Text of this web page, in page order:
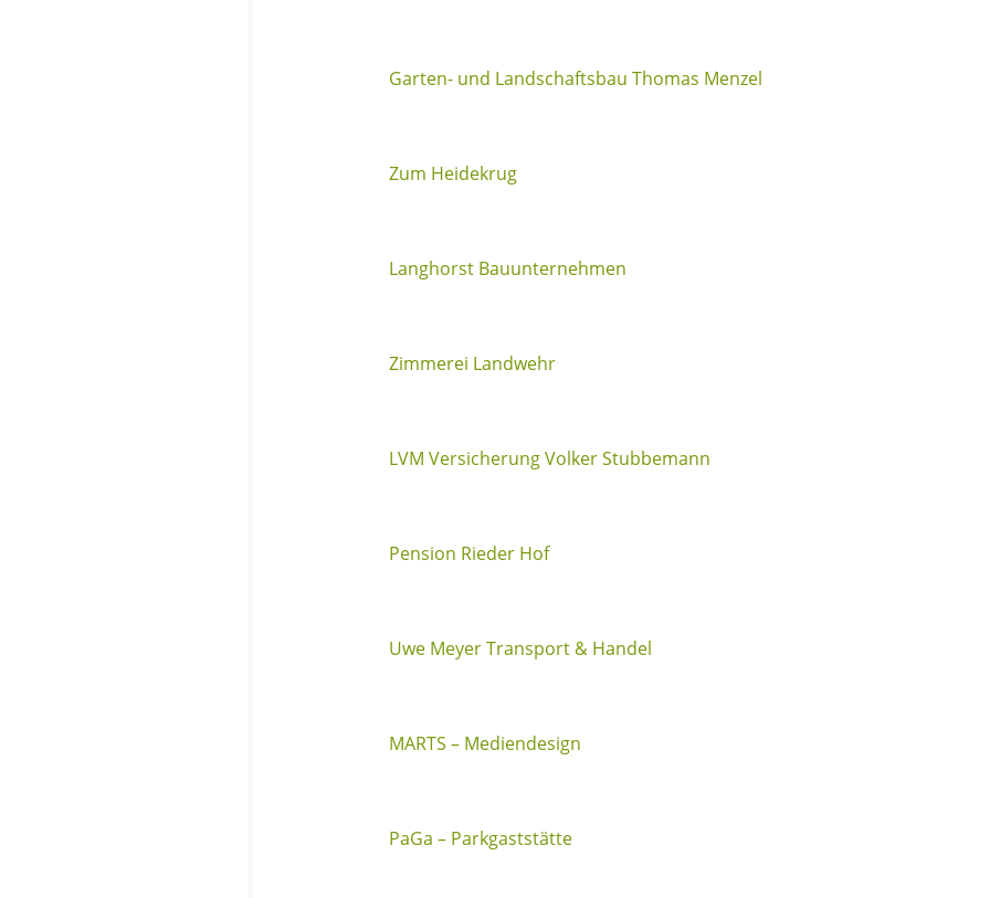
Garten- und Landschaftsbau Thomas Menzel
Zum Heidekrug
Langhorst Bauunternehmen
Zimmerei Landwehr
LVM Versicherung Volker Stubbemann
Pension Rieder Hof
Uwe Meyer Transport & Handel
MARTS – Mediendesign
PaGa – Parkgaststätte